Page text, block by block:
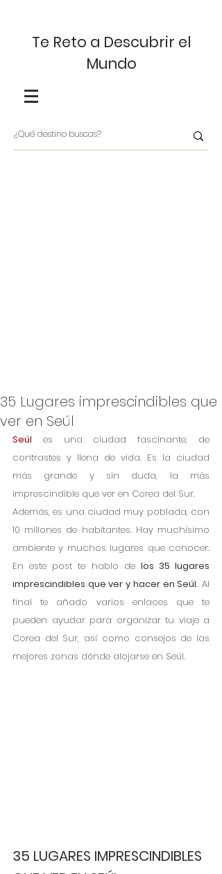
Te Reto a Descubrir el
Mundo
35 Lugares imprescindibles que
ver en Seúl
Seúl es una ciudad fascinante, de
contrastes y llena de vida. Es la ciudad
más grande y sin duda, la más
imprescindible que ver en Corea del Sur.
Además, es una ciudad muy poblada, con
10 millones de habitantes. Hay muchísimo
ambiente y muchos lugares que conocer.
En este post te hablo de los 35 lugares
imprescindibles que ver y hacer en Seúl. Al
final te añado varios enlaces que te
pueden ayudar para organizar tu viaje a
Corea del Sur, así como consejos de las
mejores zonas dónde alojarse en Seúl.
35 LUGARES IMPRESCINDIBLES